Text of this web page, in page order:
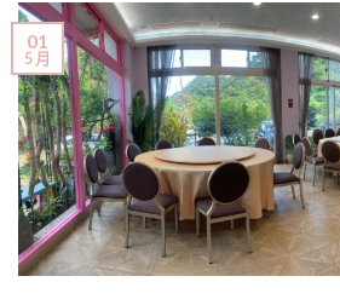
01
5 月